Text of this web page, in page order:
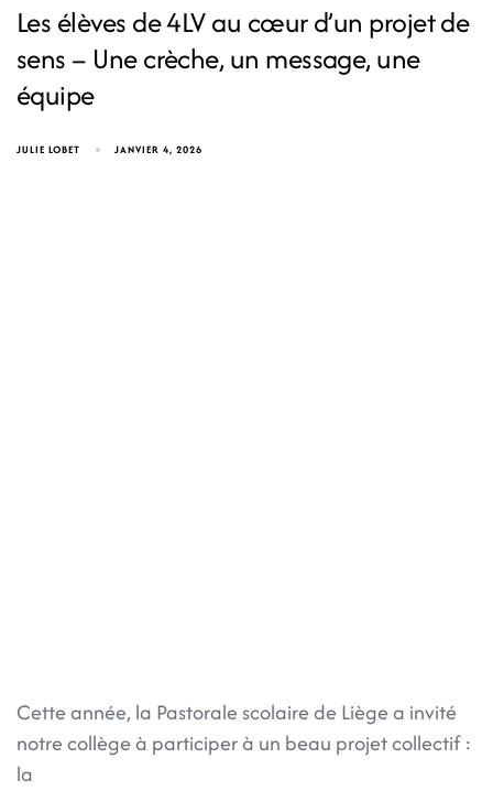
Les élèves de 4LV au cœur d’un projet de
sens – Une crèche, un message, une
équipe
JULIE LOBET JANVIER 4, 2026
Cette année, la Pastorale scolaire de Liège a invité
notre collège à participer à un beau projet collectif :
la